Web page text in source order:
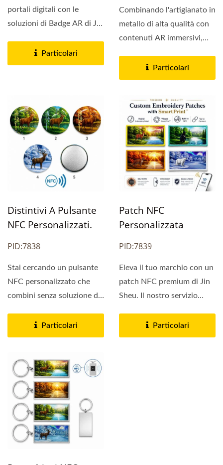
portali digitali con le
soluzioni di Badge AR di Jin
Particolari
Combinando l'artigianato in
metallo di alta qualità con
contenuti AR immersivi,
Particolari
Distintivi A Pulsante
NFC Personalizzati.
PID:7838
Stai cercando un pulsante
NFC personalizzato che
combini senza soluzione di
Particolari
Patch NFC
Personalizzata
PID:7839
Eleva il tuo marchio con un
patch NFC premium di Jin
Sheu. Il nostro servizio
Particolari